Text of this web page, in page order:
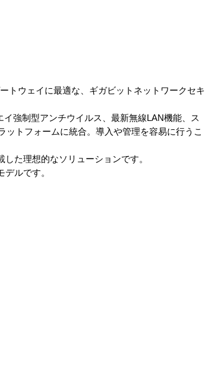
トウェイに最適な、ギガビットネットワークセキ
強制型アンチウイルス、最新無線LAN機能、ス
トフォームに統合。導入や管理を容易に行うこ
た理想的なソリューションです。
ルです。